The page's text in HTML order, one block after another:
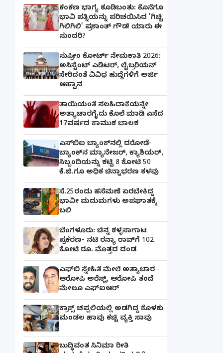
ಕಂಕಣ ಭಾಗ್ಯ ಕೂಡಿಬಂತು: ಕೊನೆಗೂ
ಭಾವಿ ಪತ್ನಿಯನ್ನು ಪರಿಚಯಿಸಿದ 'ಗಿಚ್ಚಿ
ಗಿಲಿಗಿಲಿ' ಪ್ರಶಾಂತ್ ಗೌಡ! ಯಾರು ಈ
ಸುಂದರಿ?
ಸುಪ್ರೀಂ ಕೋರ್ಟ್ ನೇಮಕಾತಿ 2026:
ಅಸಿಸ್ಟೆಂಟ್ ಎಡಿಟರ್, ಲೈಬ್ರರಿಯನ್
ಸೇರಿದಂತೆ ವಿವಿಧ ಹುದ್ದೆಗಳಿಗೆ ಅರ್ಜಿ
ಆಹ್ವಾನ
ತಾಯಿಯಂತೆ ಸಲಹಿದಾಕೆಯನ್ನೇ
ಅತ್ಯಾಚಾರಗೈದು ಕೊಲೆ ಮಾಡಿ ಎಸೆದ
17ವರ್ಷದ ಕಾಮುಕ ಬಾಲಕ
ಎಸ್‌ಬಿಐ ಬ್ಯಾಂಕ್‌ನಲ್ಲಿ‌ ದರೋಡೆ-
ಬ್ಯಾಂಕ್​ನ ಮ್ಯಾನೇಜರ್‌, ಕ್ಯಾಶಿಯರ್‌,
ಸಿಬ್ಬಂದಿಯನ್ನು ಕಟ್ಟಿ 8 ಕೋಟಿ 50
ಕೆ.ಜಿ.ಗೂ ಅಧಿಕ ಚಿನ್ನಾಭರಣ ಕಳವು
ಸೆ.25ರಂದು ಹಸೆಮಣೆ ಏರಬೇಕಿದ್ದ
ಭಾವೀ ಮದುಮಗಳು ಅಪಘಾತಕ್ಕೆ
ಬಲಿ
ಬೆಂಗಳೂರು: ಚಿನ್ನ ಕಳ್ಳಸಾಗಾಟ
ಪ್ರಕರಣ- ನಟಿ ರನ್ಯಾ ರಾವ್‌ಗೆ 102
ಕೋಟಿ ರೂ. ಮೊತ್ತದ ದಂಡ
ಎಫ್‌ಬಿ ಸ್ನೇಹಿತೆ ಮೇಲೆ ಅತ್ಯಾಚಾರ -
ಆರೋಪಿ ಅರೆಸ್ಟ್, ಆರೋಪಿ ತಂದೆ
ಮೇಲೂ ಎಫ್ಐಆರ್
ಕ್ರಾಕ್ಸ್ ಚಪ್ಪಲಿಯಲ್ಲಿ ಅಡಗಿದ್ದ ಕೊಳಕು
ಮಂಡಲ ಹಾವು ಕಚ್ಚಿ ವ್ಯಕ್ತಿ ಸಾವು
ಬುದ್ಧಿವಂತ ಸಿನಿಮಾ ರೀತಿ